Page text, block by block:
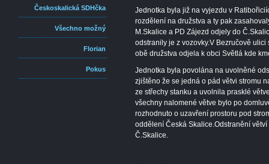
Českoskalická SDHčka
Všechno možný
Florian
Pokus
Jednotka byla již na vyjezdu v
rozdělení na družstva a ty pak
M.Skalice a PD Zájezd odjely do
odstranily je z vozovky.V Bezručově
obě družstva odjela k obci Světlá kde
Jednotka byla povolána na uvolněné
zjištěno že se jedná o pád větvi stromu
ze střechy stanku a uvolnila prasklé
všechny nalomené větve bylo po
rozhodnuto o uzavření prostoru pod
oddělení Česká Skalice.Odstranění
Č.Skalice.